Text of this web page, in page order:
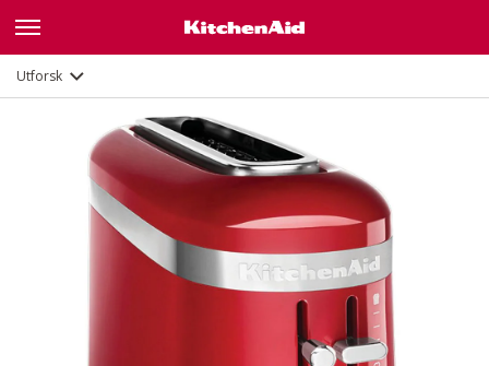
Utforsk